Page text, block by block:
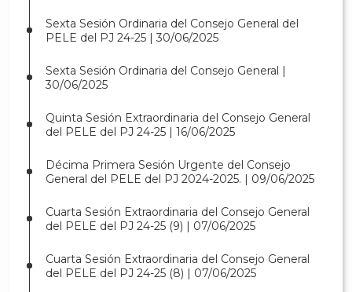
Sexta Sesión Ordinaria del Consejo General del
PELE del PJ 24-25 | 30/06/2025
Sexta Sesión Ordinaria del Consejo General |
30/06/2025
Quinta Sesión Extraordinaria del Consejo General
del PELE del PJ 24-25 | 16/06/2025
Décima Primera Sesión Urgente del Consejo
General del PELE del PJ 2024-2025. | 09/06/2025
Cuarta Sesión Extraordinaria del Consejo General
del PELE del PJ 24-25 (9) | 07/06/2025
Cuarta Sesión Extraordinaria del Consejo General
del PELE del PJ 24-25 (8) | 07/06/2025